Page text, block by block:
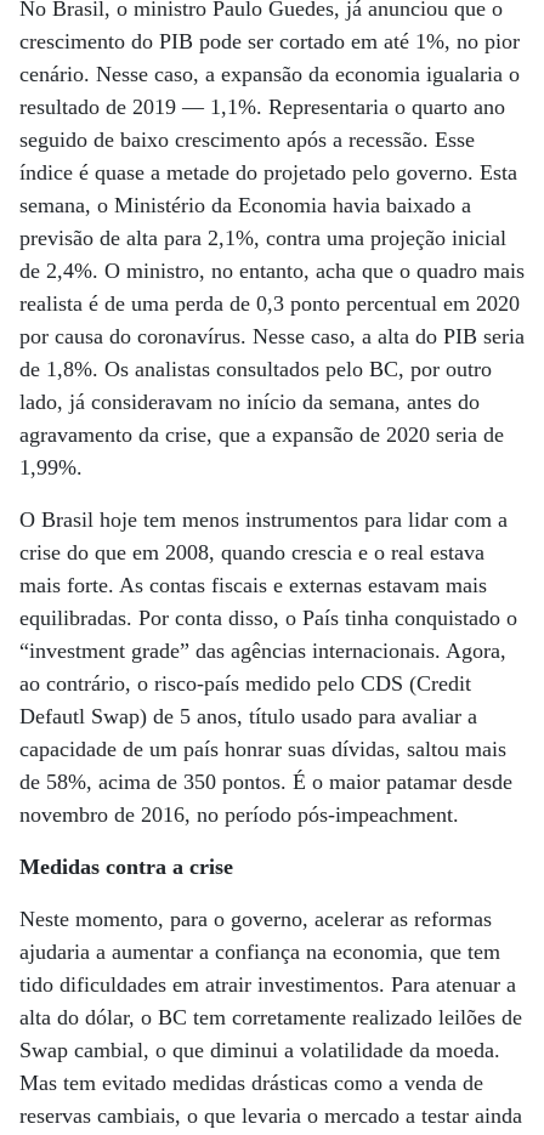
No Brasil, o ministro Paulo Guedes, já anunciou que o
crescimento do PIB pode ser cortado em até 1%, no pior
cenário. Nesse caso, a expansão da economia igualaria o
resultado de 2019 — 1,1%. Representaria o quarto ano
seguido de baixo crescimento após a recessão. Esse
índice é quase a metade do projetado pelo governo. Esta
semana, o Ministério da Economia havia baixado a
previsão de alta para 2,1%, contra uma projeção inicial
de 2,4%. O ministro, no entanto, acha que o quadro mais
realista é de uma perda de 0,3 ponto percentual em 2020
por causa do coronavírus. Nesse caso, a alta do PIB seria
de 1,8%. Os analistas consultados pelo BC, por outro
lado, já consideravam no início da semana, antes do
agravamento da crise, que a expansão de 2020 seria de
1,99%.
O Brasil hoje tem menos instrumentos para lidar com a
crise do que em 2008, quando crescia e o real estava
mais forte. As contas fiscais e externas estavam mais
equilibradas. Por conta disso, o País tinha conquistado o
“investment grade” das agências internacionais. Agora,
ao contrário, o risco-país medido pelo CDS (Credit
Defautl Swap) de 5 anos, título usado para avaliar a
capacidade de um país honrar suas dívidas, saltou mais
de 58%, acima de 350 pontos. É o maior patamar desde
novembro de 2016, no período pós-impeachment.
Medidas contra a crise
Neste momento, para o governo, acelerar as reformas
ajudaria a aumentar a confiança na economia, que tem
tido dificuldades em atrair investimentos. Para atenuar a
alta do dólar, o BC tem corretamente realizado leilões de
Swap cambial, o que diminui a volatilidade da moeda.
Mas tem evitado medidas drásticas como a venda de
reservas cambiais, o que levaria o mercado a testar ainda